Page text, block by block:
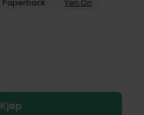
Paperback
Yen On
Kjøp